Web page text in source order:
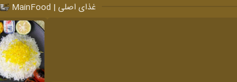
غذای اصلی | MainFood